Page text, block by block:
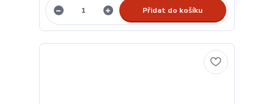
Přidat do košíku